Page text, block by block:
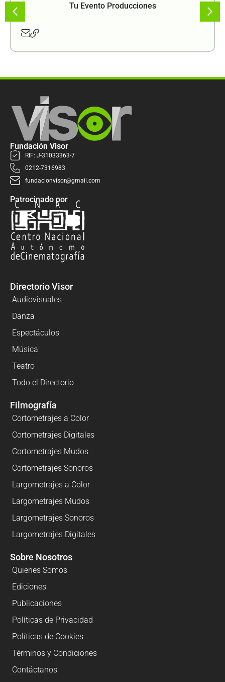
Tu Evento Producciones
Fundación Visor
RIF: J-31033363-7
0212-7316983
fundacionvisor@gmail.com
Patrocinado por
Directorio Visor
Audiovisuales
Danza
Espectáculos
Música
Teatro
Todo el Directorio
Filmografía
Cortometrajes a Color
Cortometrajes Digitales
Cortometrajes Mudos
Cortometrajes Sonoros
Largometrajes a Color
Largometrajes Mudos
Largometrajes Sonoros
Largometrajes Digitales
Sobre Nosotros
Quienes Somos
Ediciones
Publicaciones
Políticas de Privacidad
Políticas de Cookies
Términos y Condiciones
Contáctanos